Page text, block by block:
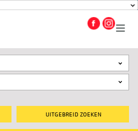
UITGEBREID ZOEKEN